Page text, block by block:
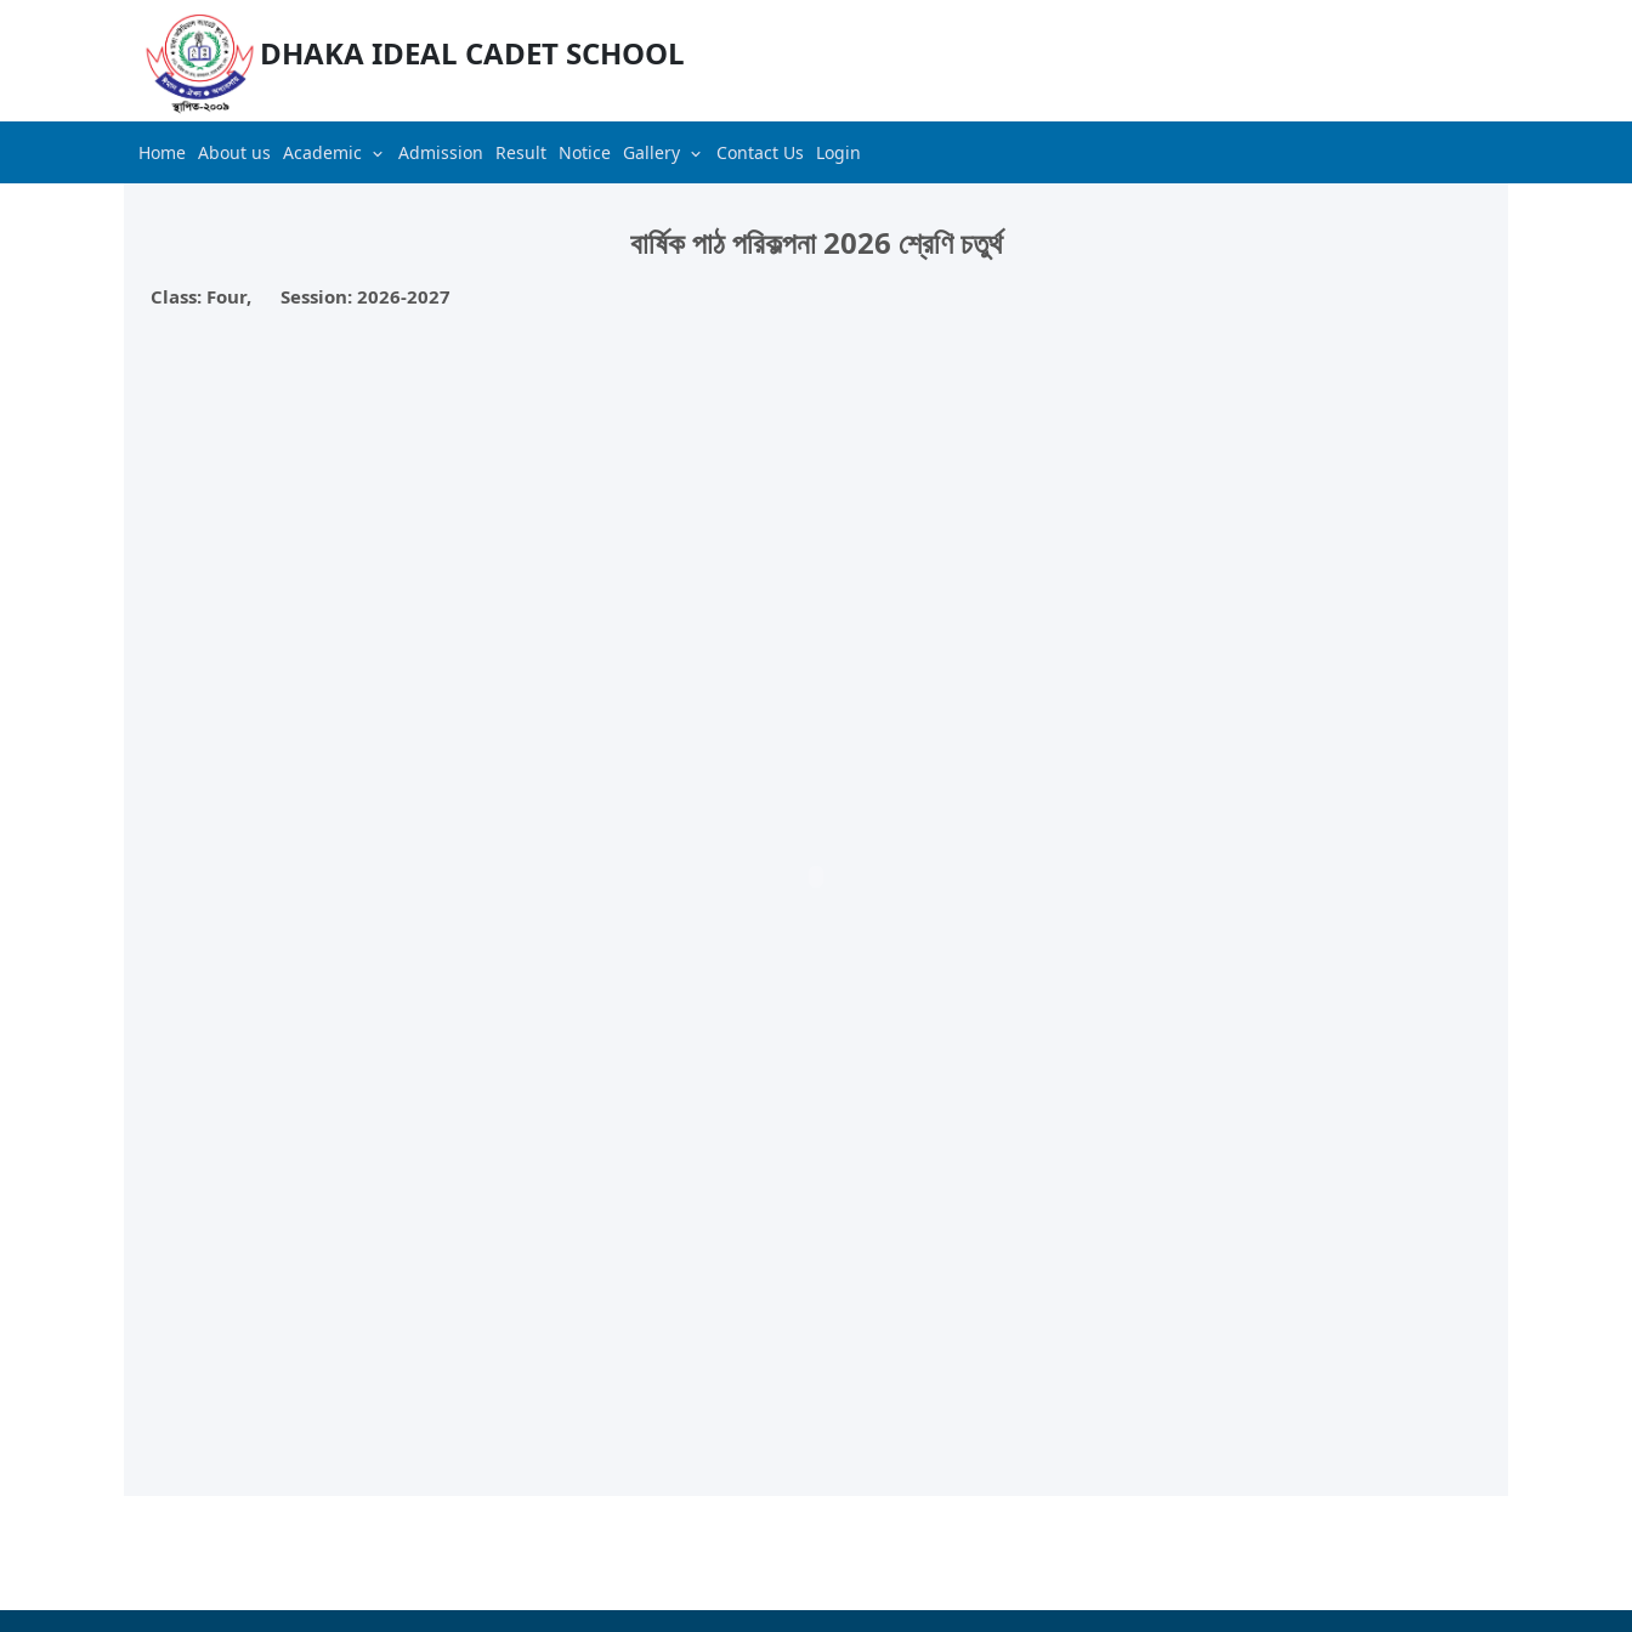
DHAKA IDEAL CADET SCHOOL
Home About us Academic Admission Result Notice Gallery Contact Us Login
বার্ষিক পাঠ পরিকল্পনা 2026 শ্রেণি চতুর্থ
Class: Four, Session: 2026-2027